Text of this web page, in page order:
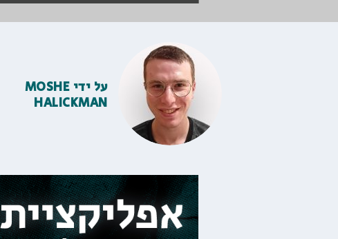
על ידי MOSHE
HALICKMAN